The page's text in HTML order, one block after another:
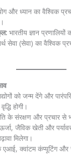
और ध्यान का वैश्विक
भारतीय ज्ञान
सेवा (सेवा) का वैश्विक
को जन्म देंगे और
होगी।
के संरक्षण और प्रचार से
जैविक खेती और
मिलेगा।
क्वांटम कंप्यूटिंग और